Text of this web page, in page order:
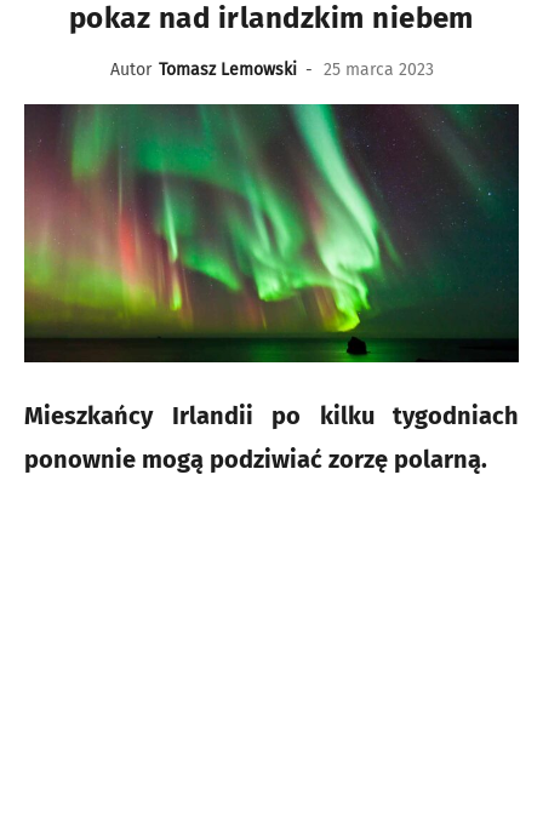
pokaz nad irlandzkim niebem
Autor Tomasz Lemowski - 25 marca 2023
Mieszkańcy Irlandii po kilku tygodniach
ponownie mogą podziwiać zorzę polarną.